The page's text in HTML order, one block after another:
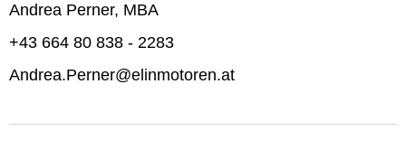
Andrea Perner, MBA
+43 664 80 838 - 2283
Andrea.Perner@elinmotoren.at